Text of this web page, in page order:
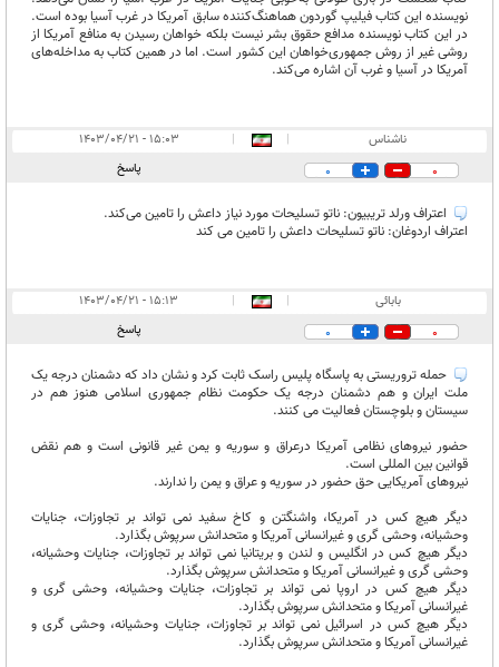
نویسنده این کتاب فیلیپ گوردون هماهنگ‌کننده سابق آمریکا در غرب آسیا بوده است.
در این کتاب نویسنده مدافع حقوق بشر نیست بلکه خواهان رسیدن به منافع آمریکا از
روشی غیر از روش جمهوری‌خواهان این کشور است. اما در همین کتاب به مداخله‌های
آمریکا در آسیا و غرب آن اشاره می‌کند.
ناشناس |
|
۱۵:۰۳ - ۱۴۰۳/۰۴/۲۱
0
0 پاسخ
اعتراف ورلد تریبیون: ناتو تسلیحات مورد نیاز داعش را تامین می‌کند.
اعتراف اردوغان: ناتو تسلیحات داعش را تامین می کند
بابائی |
|
۱۵:۱۳ - ۱۴۰۳/۰۴/۲۱
0
0 پاسخ
حمله تروریستی به پاسگاه پلیس راسک ثابت کرد و نشان داد که دشمنان درجه یک
ملت ایران و هم دشمنان درجه یک حکومت نظام جمهوری اسلامی هنوز هم در
سیستان و بلوچستان فعالیت می کنند.
حضور نیروهای نظامی آمریکا درعراق و سوریه و یمن غیر قانونی است و هم نقض
قوانین بین المللی است.
نیروهای آمریکایی حق حضور در سوریه و عراق و یمن را ندارند.
دیگر هیچ کس در آمریکا، واشنگتن و کاخ سفید نمی تواند بر تجاوزات، جنایات
وحشیانه، وحشی گری و غیرانسانی آمریکا و متحدانش سرپوش بگذارد.
دیگر هیچ کس در انگلیس و لندن و بریتانیا نمی تواند بر تجاوزات، جنایات وحشیانه،
وحشی گری و غیرانسانی آمریکا و متحدانش سرپوش بگذارد.
دیگر هیچ کس در اروپا نمی تواند بر تجاوزات، جنایات وحشیانه، وحشی گری و
غیرانسانی آمریکا و متحدانش سرپوش بگذارد.
دیگر هیچ کس در اسرائیل نمی تواند بر تجاوزات، جنایات وحشیانه، وحشی گری و
غیرانسانی آمریکا و متحدانش سرپوش بگذارد.